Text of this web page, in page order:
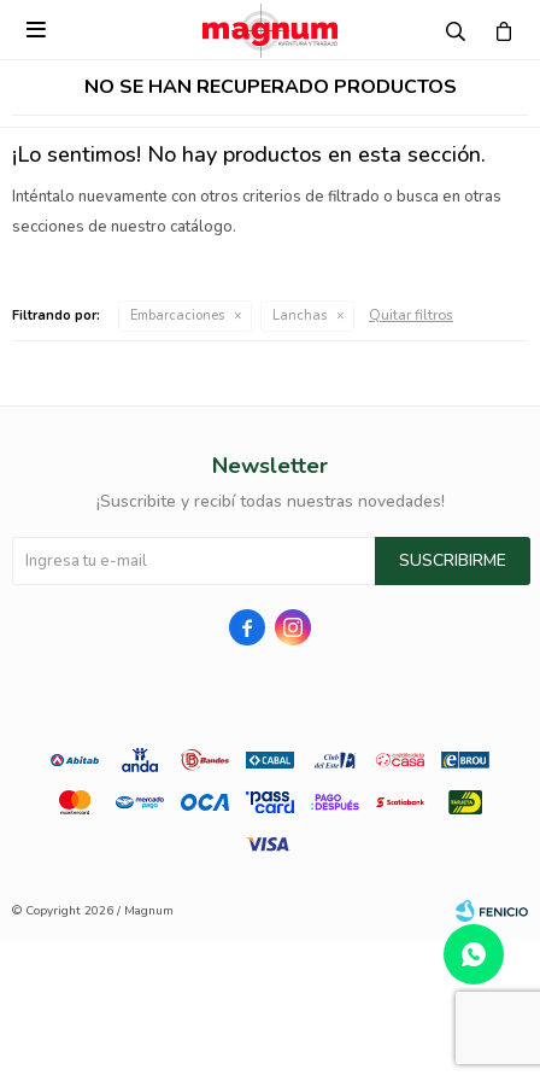

NO SE HAN RECUPERADO PRODUCTOS
¡Lo sentimos! No hay productos en esta sección.
Inténtalo nuevamente con otros criterios de filtrado o busca en otras
secciones de nuestro catálogo.
Filtrando por: Embarcaciones Lanchas Quitar filtros
Newsletter
¡Suscribite y recibí todas nuestras novedades!
SUSCRIBIRME
 
© Copyright 2026 / Magnum